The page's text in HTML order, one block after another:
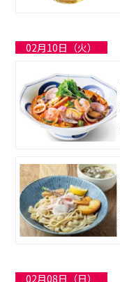
02月10日（火）
02月08日（日）